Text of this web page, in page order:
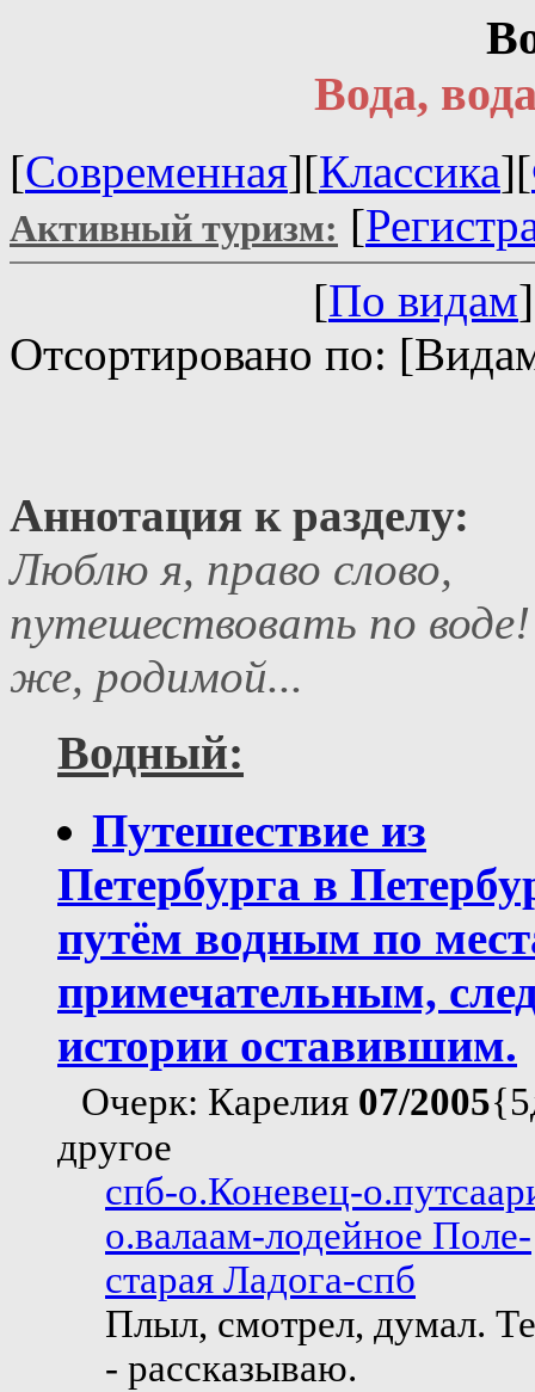
Вода,
[Современная][Классика][
Активный туризм: [
[По видам
Отсортировано по:
Аннотация к разделу:
Люблю я, право слово,
путешествовать по
же, родимой...
Водный:
Путешествие из
Петербурга в
путём водным по
примечательным,
истории оставившим.
Очерк: Карелия 07/2005
другое
спб-о.Коневец-
о.валаам-лодейное Поле-
старая Ладога-спб
Плыл, смотрел, думал.
- рассказываю.